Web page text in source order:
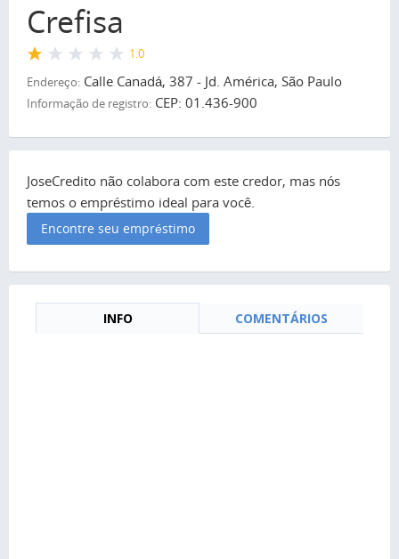
Crefisa
1.0
Endereço: Calle Canadá, 387 - Jd. América, São Paulo
Informação de registro: CEP: 01.436-900
JoseCredito não colabora com este credor, mas nós
temos o empréstimo ideal para você.
Encontre seu empréstimo
INFO COMENTÁRIOS